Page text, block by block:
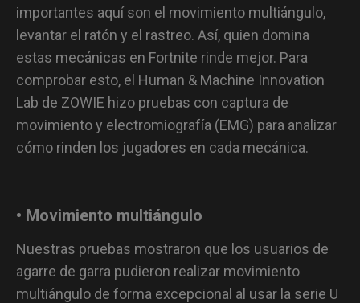
importantes aquí son el movimiento multiángulo,
levantar el ratón y el rastreo. Así, quien domina
estas mecánicas en Fortnite rinde mejor. Para
comprobar esto, el Human & Machine Innovation
Lab de ZOWIE hizo pruebas con captura de
movimiento y electromiografía (EMG) para analizar
cómo rinden los jugadores en cada mecánica.
• Movimiento multiángulo
Nuestras pruebas mostraron que los usuarios de
agarre de garra pudieron realizar movimiento
multiángulo de forma excepcional al usar la serie U